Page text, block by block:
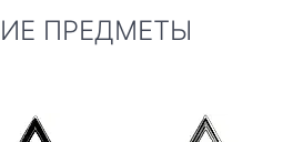
ПРЕДМЕТЫ